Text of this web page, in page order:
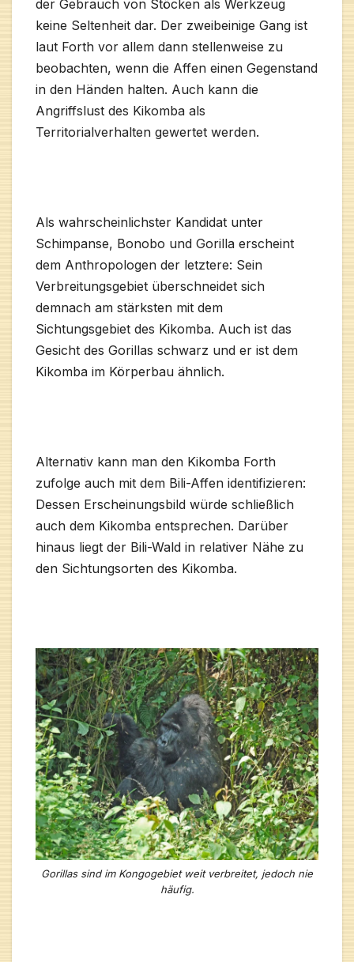
der Gebrauch von Stöcken als Werkzeug
keine Seltenheit dar. Der zweibeinige Gang ist
laut Forth vor allem dann stellenweise zu
beobachten, wenn die Affen einen Gegenstand
in den Händen halten. Auch kann die
Angriffslust des Kikomba als
Territorialverhalten gewertet werden.
Als wahrscheinlichster Kandidat unter
Schimpanse, Bonobo und Gorilla erscheint
dem Anthropologen der letztere: Sein
Verbreitungsgebiet überschneidet sich
demnach am stärksten mit dem
Sichtungsgebiet des Kikomba. Auch ist das
Gesicht des Gorillas schwarz und er ist dem
Kikomba im Körperbau ähnlich.
Alternativ kann man den Kikomba Forth
zufolge auch mit dem Bili-Affen identifizieren:
Dessen Erscheinungsbild würde schließlich
auch dem Kikomba entsprechen. Darüber
hinaus liegt der Bili-Wald in relativer Nähe zu
den Sichtungsorten des Kikomba.
Gorillas sind im Kongogebiet weit verbreitet, jedoch nie
häufig.